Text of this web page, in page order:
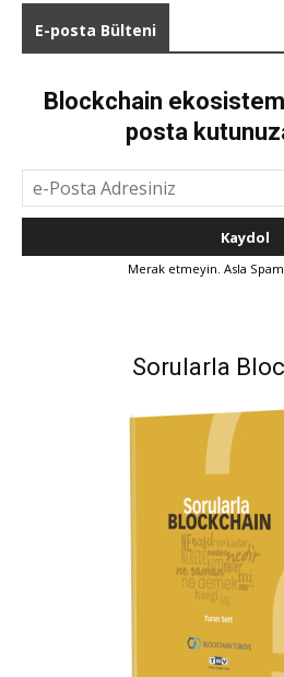
E-posta Bülteni
Blockchain
posta
Merak etmeyin. Asla
Sorularla